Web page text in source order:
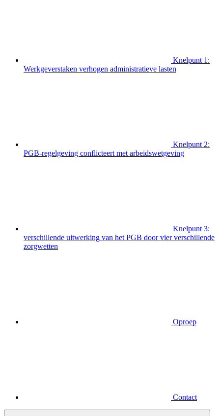
Knelpunt 1:
Werkgeverstaken verhogen administratieve lasten
Knelpunt 2:
PGB-regelgeving conflicteert met arbeidswetgeving
Knelpunt 3:
verschillende uitwerking van het PGB door vier verschillende
zorgwetten
Oproep
Contact